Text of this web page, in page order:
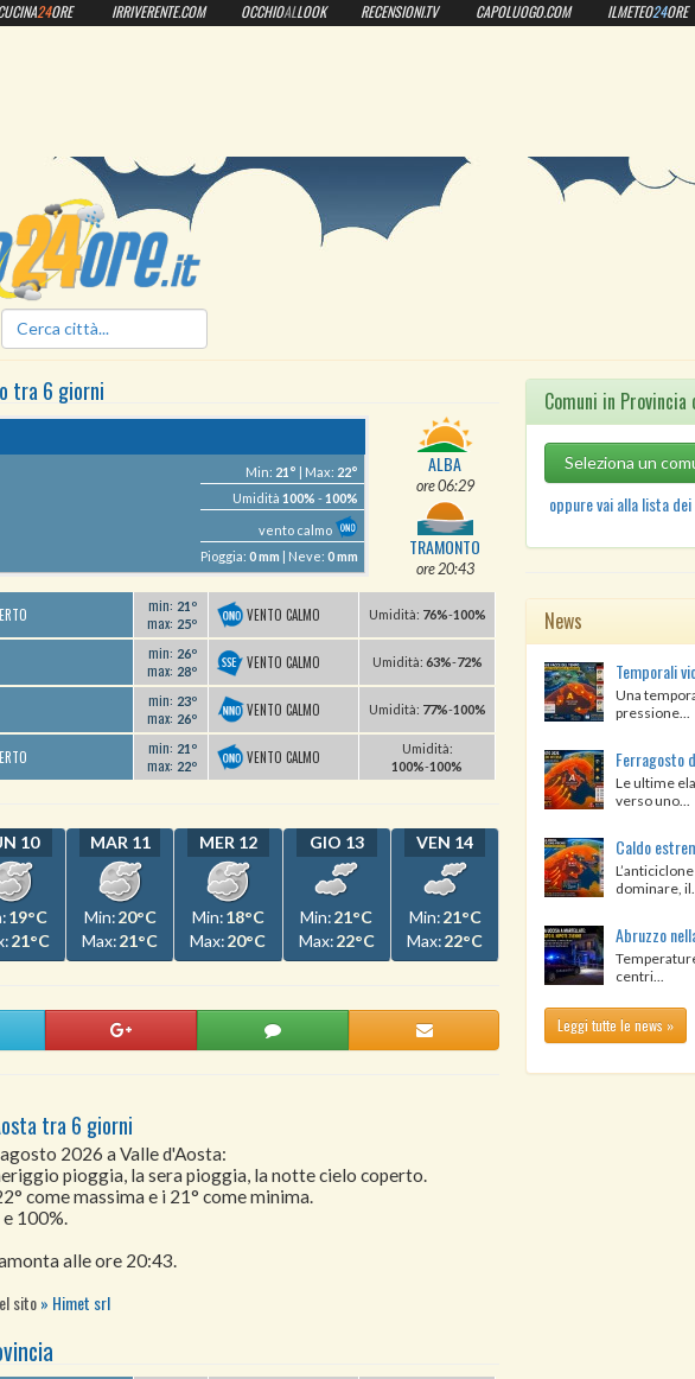
ilmeteo24ore.it
tra 6 giorni
Min: 21° | Max: 22°
Umidità100%-100%
vento calmo
Pioggia:0 mm | Neve:0 mm
ALBA
ore 06:29
TRAMONTO
ore 20:43
min: 21º
max: 25º VENTO CALMO Umidità: 76%-100%
min: 26º
max: 28º VENTO CALMO Umidità: 63%-72%
min: 23º
max: 26º VENTO CALMO Umidità: 77%-100%
min: 21º
max: 22º VENTO CALMO Umidità:
100%-100%
10
19°C
21°C
MAR 11
Min:20°C
Max:21°C
MER 12
Min:18°C
Max:20°C
GIO 13
Min:21°C
Max:22°C
VEN 14
Min:21°C
Max:22°C
tra 6 giorni
2026 a Valle d'Aosta:
pioggia, la sera pioggia, la notte cielo coperto.
come massima e i 21° come minima.
100%.
alle ore 20:43.
sito Himet srl
Comuni in Provincia
oppure vai alla lista dei
News
Temporali
Una
pressione...
Ferragosto
Le ultime
verso uno...
Caldo
dominare, il...
Abruzzo
centri...
Leggi tutte le news »
24ORE IRRIVERENTE.COM OCCHIOALLOOK RECENSIONI.TV CAPOLUOGO.COM ILMETEO24ORE